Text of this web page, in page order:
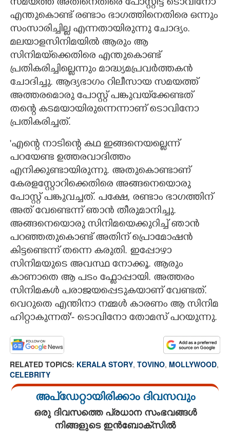
സമയത്ത് അതിനെതിരെ പോസ്റ്റിട്ട ടൊവിനോ
എന്തുകൊണ്ട് രണ്ടാം ഭാഗത്തിനെതിരെ ഒന്നും
സംസാരിച്ചില്ല എന്നതായിരുന്നു ചോദ്യം.
മലയാളസിനിമയിൽ ആരും ആ
സിനിമയ്‌ക്കെതിരെ എന്തുകൊണ്ട്
പ്രതികരിച്ചില്ലെന്നും മാദ്ധ്യമപ്രവർത്തകൻ
ചോദിച്ചു. ആദ്യഭാഗം റിലീസായ സമയത്ത്
അത്തരമൊരു പോസ്റ്റ് പങ്കുവയ്‌ക്കേണ്ടത്
തന്റെ കടമയായിരുന്നെന്നാണ് ടൊവിനോ
പ്രതികരിച്ചത്.
'എന്റെ നാടിന്റെ കഥ ഇങ്ങനെയല്ലെന്ന്
പറയേണ്ട ഉത്തരവാദിത്തം
എനിക്കുണ്ടായിരുന്നു. അതുകൊണ്ടാണ്
കേരളസ്റ്റോറിക്കെതിരെ അങ്ങനെയൊരു
പോസ്റ്റ് പങ്കുവച്ചത്. പക്ഷേ, രണ്ടാം ഭാഗത്തിന്
അത് വേണ്ടെന്ന് ഞാൻ തീരുമാനിച്ചു.
അങ്ങനെയൊരു സിനിമയെക്കുറിച്ച് ഞാൻ
പറഞ്ഞതുകൊണ്ട് അതിന് പ്രൊമോഷൻ
കിട്ടണ്ടെന്ന് തന്നെ കരുതി. ഇപ്പോഴാ
സിനിമയുടെ അവസ്ഥ നോക്കൂ. ആരും
കാണാതെ ആ പടം ഫ്ലോപ്പായി. അത്തരം
സിനിമകൾ പരാജയപ്പെടുകയാണ് വേണ്ടത്.
വെറുതെ എന്തിനാ നമ്മൾ കാരണം ആ സിനിമ
ഹിറ്റാകുന്നത്'- ടൊവിനോ തോമസ് പറയുന്നു.
RELATED TOPICS: KERALA STORY, TOVINO, MOLLYWOOD,
CELEBRITY
അപ്ഡേറ്റായിരിക്കാം ദിവസവും
ഒരു ദിവസത്തെ പ്രധാന സംഭവങ്ങൾ
നിങ്ങളുടെ ഇൻബോക്സിൽ